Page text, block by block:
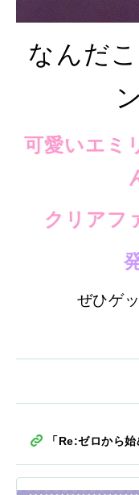
なんだ
可愛いエミ
クリアフ
ぜひゲ
「Re:ゼロから